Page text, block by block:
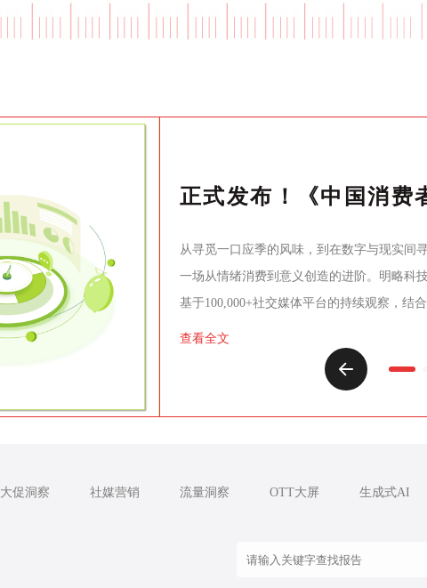
从寻觅一口应季的风味，到在数字与现实间
一场从情绪消费到意义创造的进阶。明略科
基于100,000+社交媒体平台的持续观察，结
洞察+透明方法论+人机协作”的严谨模式，
查看全文
大促洞察 社媒营销 流量洞察 OTT大屏 生成式AI